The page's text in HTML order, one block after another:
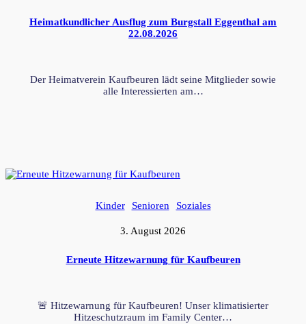
Heimatkundlicher Ausflug zum Burgstall Eggenthal am
22.08.2026
Der Heimatverein Kaufbeuren lädt seine Mitglieder sowie
alle Interessierten am…
Kinder Senioren Soziales
3. August 2026
Erneute Hitzewarnung für Kaufbeuren
🚨 Hitzewarnung für Kaufbeuren! Unser klimatisierter
Hitzeschutzraum im Family Center…